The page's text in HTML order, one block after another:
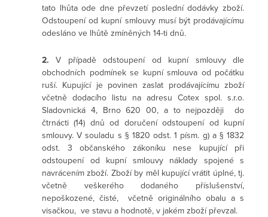
tato lhůta ode dne převzetí poslední dodávky zboží.
Odstoupení od kupní smlouvy musí být prodávajícímu
odesláno ve lhůtě zmíněných 14-ti dnů.
2.V případě odstoupení od kupní smlouvy dle
obchodních podmínek se kupní smlouva od počátku
ruší. Kupující je povinen zaslat prodávajícímu zboží
včetně dodacího listu na adresu Cotex spol. s.r.o.
Sladovnická 4, Brno 620 00, a to nejpozději do
čtrnácti (14) dnů od doručení odstoupení od kupní
smlouvy. V souladu s § 1820 odst. 1 písm. g) a § 1832
odst. 3 občanského zákoníku nese kupující při
odstoupení od kupní smlouvy náklady spojené s
navrácením zboží. Zboží by měl kupující vrátit úplné, tj.
včetně veškerého dodaného příslušenství,
nepoškozené, čisté, včetně originálního obalu a s
visačkou, ve stavu a hodnotě, v jakém zboží převzal.